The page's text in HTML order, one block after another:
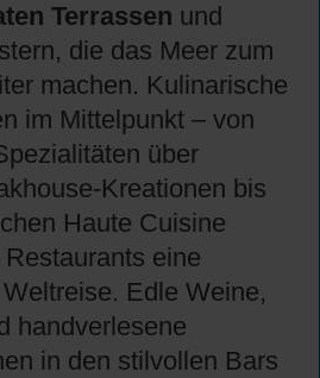
Terrassen und
die das Meer zum
machen. Kulinarische
im Mittelpunkt – von
über
Kreationen bis
Haute Cuisine
eine
Edle Weine,
handverlesene
in den stilvollen Bars